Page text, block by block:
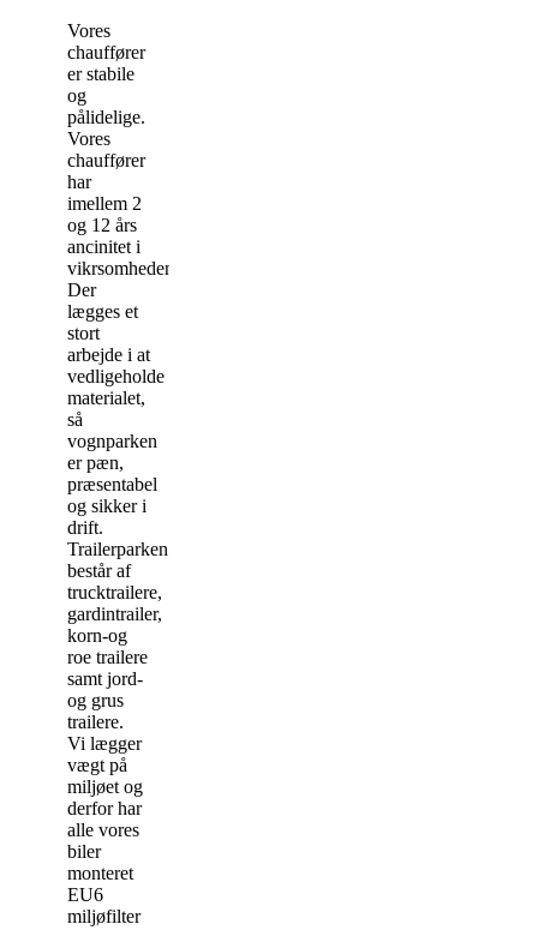
Vores
chauffører
er stabile
og
pålidelige.
Vores
chauffører
har
imellem 2
og 12 års
ancinitet i
vikrsomheden.
Der
lægges et
stort
arbejde i at
vedligeholde
materialet,
så
vognparken
er pæn,
præsentabel
og sikker i
drift.
Trailerparken
består af
trucktrailere,
gardintrailer,
korn-og
roe trailere
samt jord-
og grus
trailere.
Vi lægger
vægt på
miljøet og
derfor har
alle vores
biler
monteret
EU6
miljøfilter